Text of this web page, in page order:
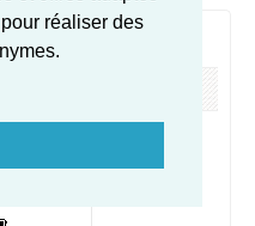
réaliser des
Coloriages